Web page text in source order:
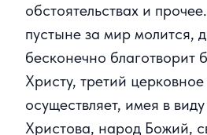
обстоятельствах и
пустыне за мир молится,
бесконечно благотворит
Христу, третий церковное
осуществляет, имея в
Христова, народ Божий,